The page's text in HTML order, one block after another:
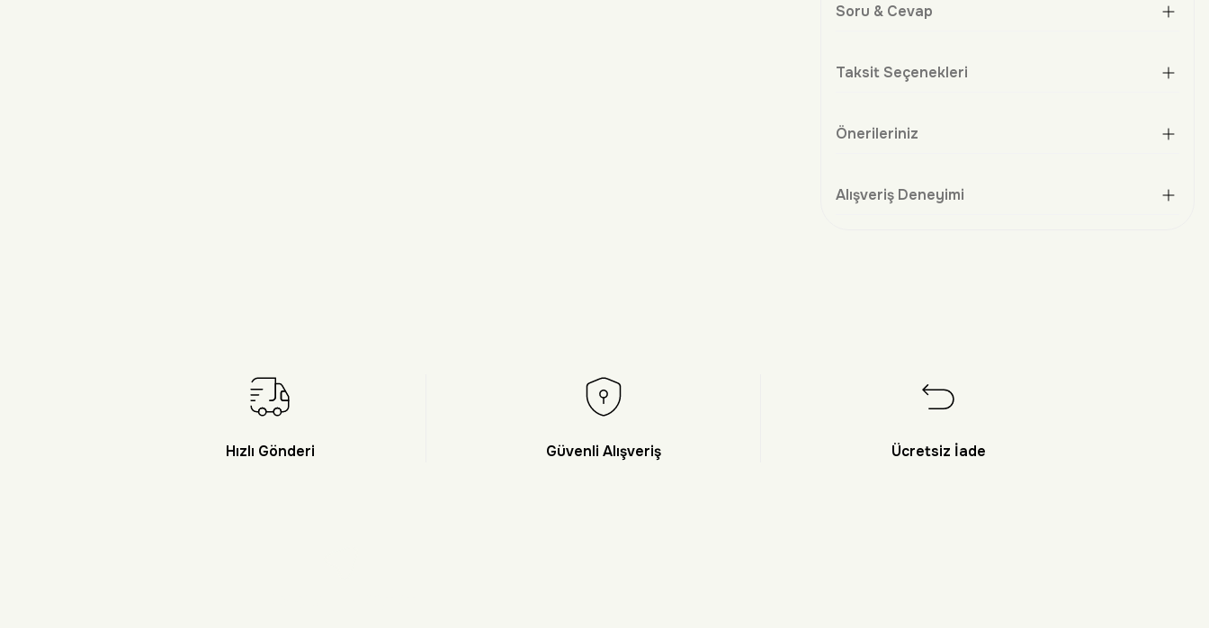
Soru & Cevap
Taksit Seçenekleri
Önerileriniz
Alışveriş Deneyimi
Hızlı Gönderi Güvenli Alışveriş Ücretsiz İade